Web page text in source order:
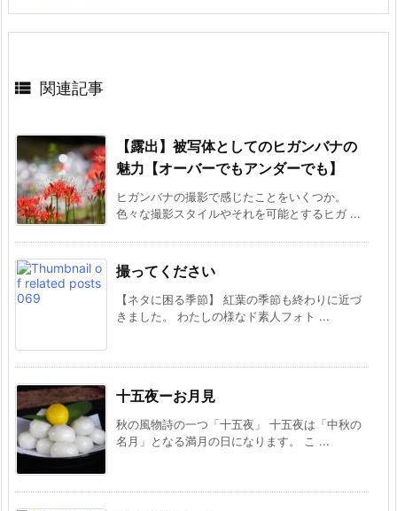
 関連記事
【露出】被写体としてのヒガンバナの
魅力【オーバーでもアンダーでも】
ヒガンバナの撮影で感じたことをいくつか。
色々な撮影スタイルやそれを可能とするヒガ ...
撮ってください
【ネタに困る季節】 紅葉の季節も終わりに近づ
きました。 わたしの様なド素人フォト ...
十五夜ーお月見
秋の風物詩の一つ「十五夜」 十五夜は「中秋の
名月」となる満月の日になります。 こ ...